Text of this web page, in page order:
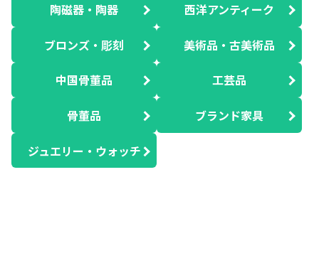
陶磁器・陶器 西洋アンティーク
ブロンズ・彫刻 美術品・古美術品
中国骨董品 工芸品
骨董品 ブランド家具
ジュエリー・ウォッチ